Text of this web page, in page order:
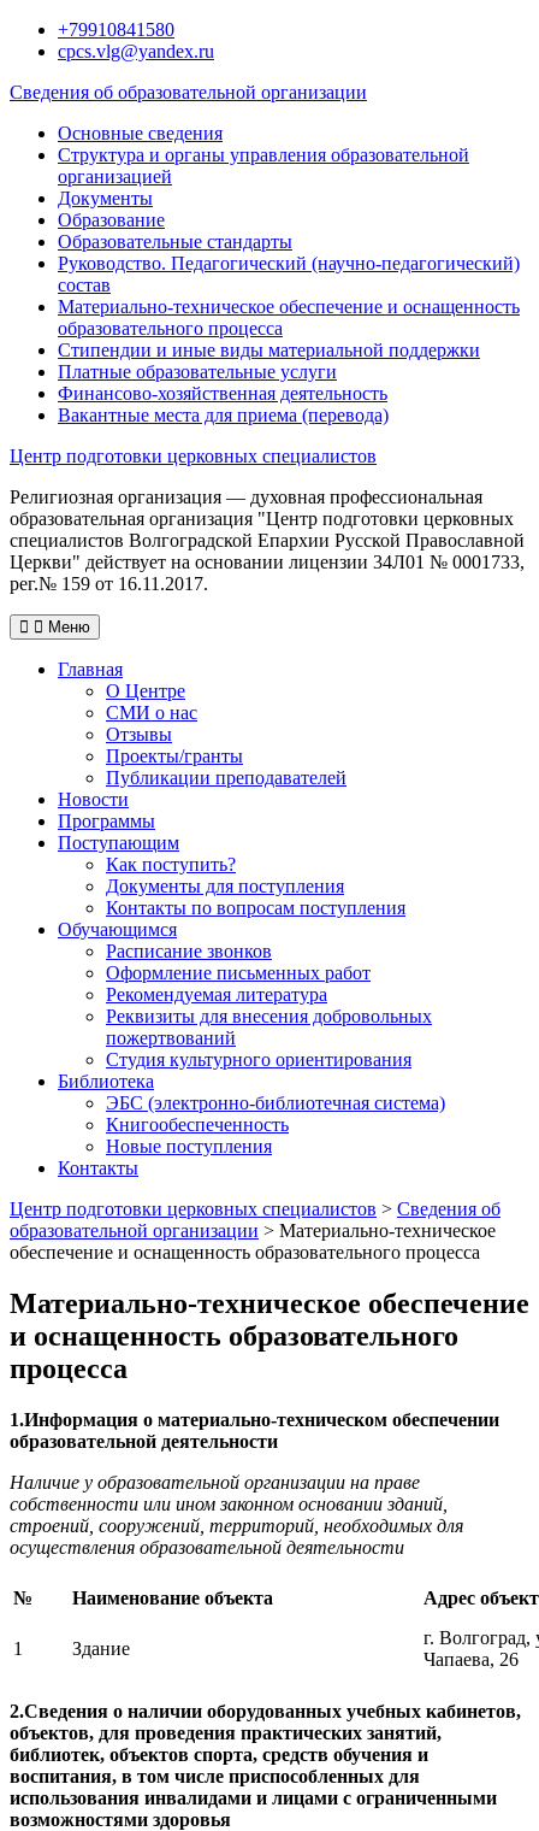
Перейти+79910841580
cpcs.vlg@yandex.ru
Сведения об образовательной организации
Основные сведения
Структура и органы управления образовательной
организацией
Документы
Образование
Образовательные стандарты
Руководство. Педагогический (научно-педагогический)
состав
Материально-техническое обеспечение и оснащенность
образовательного процесса
Стипендии и иные виды материальной поддержки
Платные образовательные услуги
Финансово-хозяйственная деятельность
Вакантные места для приема (перевода)
Центр подготовки церковных специалистов
Религиозная организация — духовная профессиональная
образовательная организация "Центр подготовки церковных
специалистов Волгоградской Eпархии Русской Православной
Церкви" действует на основании лицензии 34Л01 № 0001733,
рег.№ 159 от 16.11.2017.
Меню
Главная
О Центре
СМИ о нас
Отзывы
Проекты/гранты
Публикации преподавателей
Новости
Программы
Поступающим
Как поступить?
Документы для поступления
Контакты по вопросам поступления
Обучающимся
Расписание звонков
Оформление письменных работ
Рекомендуемая литература
Реквизиты для внесения добровольных
пожертвований
Студия культурного ориентирования
Библиотека
ЭБС (электронно-библиотечная система)
Книгообеспеченность
Новые поступления
Контакты
Центр подготовки церковных специалистов > Сведения об
образовательной организации > Материально-техническое
обеспечение и оснащенность образовательного процесса
Материально-техническое обеспечение
и оснащенность образовательного
процесса
1.Информация о материально-техническом обеспечении
образовательной деятельности
Наличие у образовательной организации на праве
собственности или ином законном основании зданий,
строений, сооружений, территорий, необходимых для
осуществления образовательной деятельности
№ Наименование объекта Адрес
1 Здание
г. Волгоград,
Чапаева, 26
2.Сведения о наличии оборудованных учебных кабинетов,
объектов, для проведения практических занятий,
библиотек, объектов спорта, средств обучения и
воспитания, в том числе приспособленных для
использования инвалидами и лицами с ограниченными
возможностями здоровья